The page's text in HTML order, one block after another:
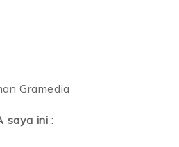
Gramedia
saya ini :